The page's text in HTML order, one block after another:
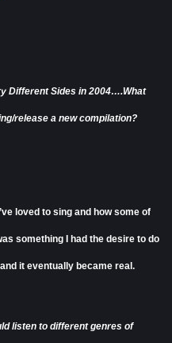
Different Sides in 2004….What
release a new compilation?
loved to sing and how some of
something I had the desire to do
it eventually became real.
listen to different genres of